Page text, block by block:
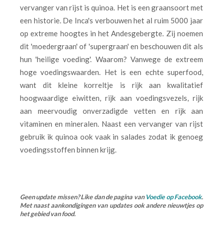
vervanger van rijst is quinoa. Het is een graansoort met
een historie. De Inca's verbouwen het al ruim 5000 jaar
op extreme hoogtes in het Andesgebergte. Zij noemen
dit 'moedergraan' of 'supergraan' en beschouwen dit als
hun 'heilige voeding'. Waarom? Vanwege de extreem
hoge voedingswaarden. Het is een echte superfood,
want dit kleine korreltje is rijk aan kwalitatief
hoogwaardige eiwitten, rijk aan voedingsvezels, rijk
aan meervoudig onverzadigde vetten en rijk aan
vitaminen en mineralen. Naast een vervanger van rijst
gebruik ik quinoa ook vaak in salades zodat ik genoeg
voedingsstoffen binnen krijg.
Geen update missen? Like dan de pagina vanVoedie op Facebook.
Met naast aankondigingen van updates ook andere nieuwtjes op
het gebied van food.